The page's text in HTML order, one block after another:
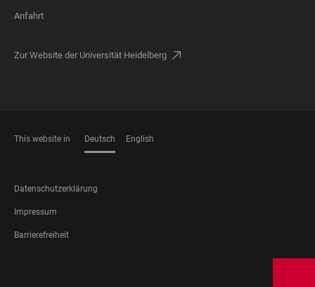
Anfahrt
Zur Website der Universität Heidelberg
This website in Deutsch English
FOOTER
LEGAL
Datenschutzerklärung
Impressum
Barrierefreiheit